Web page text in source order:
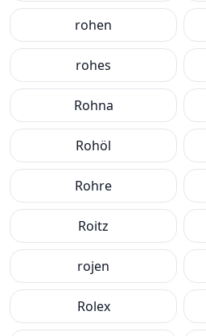
rohen
rohes
Rohna
Rohöl
Rohre
Roitz
rojen
Rolex